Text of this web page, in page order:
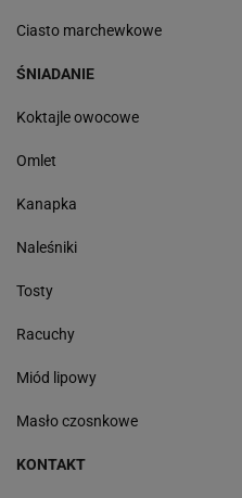
Ciasto marchewkowe
ŚNIADANIE
Koktajle owocowe
Omlet
Kanapka
Naleśniki
Tosty
Racuchy
Miód lipowy
Masło czosnkowe
KONTAKT